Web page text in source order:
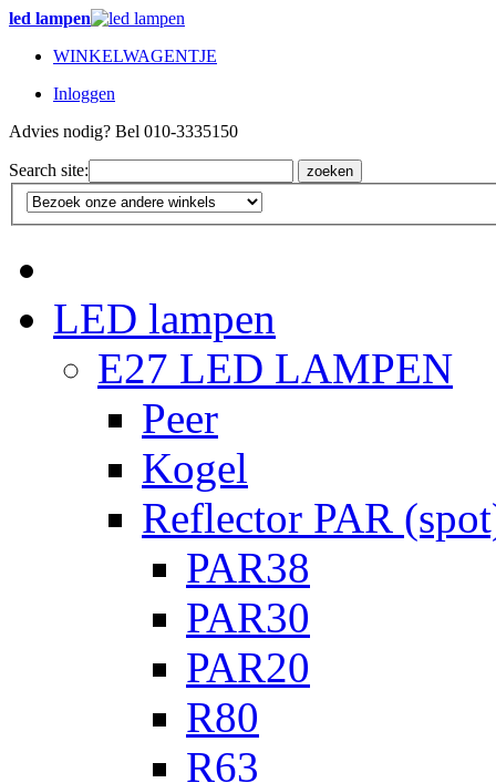
led lampen
WINKELWAGENTJE
Inloggen
Advies nodig? Bel 010-3335150
Search site: zoeken
LED lampen
E27 LED LAMPEN
Peer
Kogel
Reflector PAR
PAR38
PAR30
PAR20
R80
R63